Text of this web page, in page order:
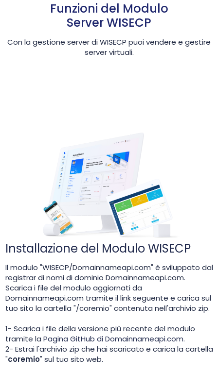
Funzioni del Modulo
Server WISECP
Con la gestione server di WISECP puoi vendere e gestire
server virtuali.
Installazione del Modulo WISECP
Il modulo "WISECP/Domainnameapi.com" è sviluppato dal
registrar di nomi di dominio Domainnameapi.com.
Scarica i file del modulo aggiornati da
Domainnameapi.com tramite il link seguente e carica sul
tuo sito la cartella "/coremio" contenuta nell'archivio zip.
1- Scarica i file della versione più recente del modulo
tramite la Pagina GitHub di Domainnameapi.com.
2- Estrai l'archivio zip che hai scaricato e carica la cartella
"coremio" sul tuo sito web.